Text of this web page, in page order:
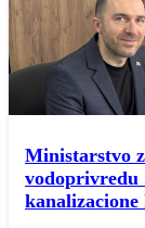
Ministarstvo
vodoprivredu